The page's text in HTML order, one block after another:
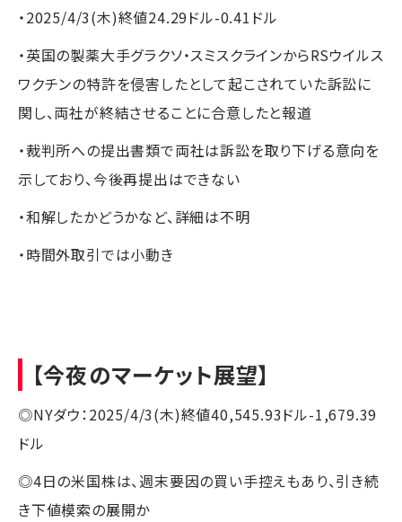
・2025/4/3(木)終値24.29ドル-0.41ドル
・英国の製薬大手グラクソ・スミスクラインからRSウイルス
ワクチンの特許を侵害したとして起こされていた訴訟に
関し、両社が終結させることに合意したと報道
・裁判所への提出書類で両社は訴訟を取り下げる意向を
示しており、今後再提出はできない
・和解したかどうかなど、詳細は不明
・時間外取引では小動き
【今夜のマーケット展望】
◎NYダウ：2025/4/3(木)終値40,545.93ドル-1,679.39
ドル
◎4日の米国株は、週末要因の買い手控えもあり、引き続
き下値模索の展開か